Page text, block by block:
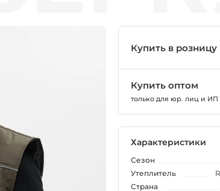
Купить в розницу
Купить оптом
только для юр. лиц и ИП
Характеристики
Сезон
Утеплитель
Страна